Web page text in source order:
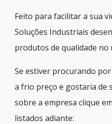
Feito para facilitar a sua
Soluções Industriais
produtos de qualidade no
Se estiver procurando
a frio preço e gostaria de
sobre a empresa clique
listados adiante: